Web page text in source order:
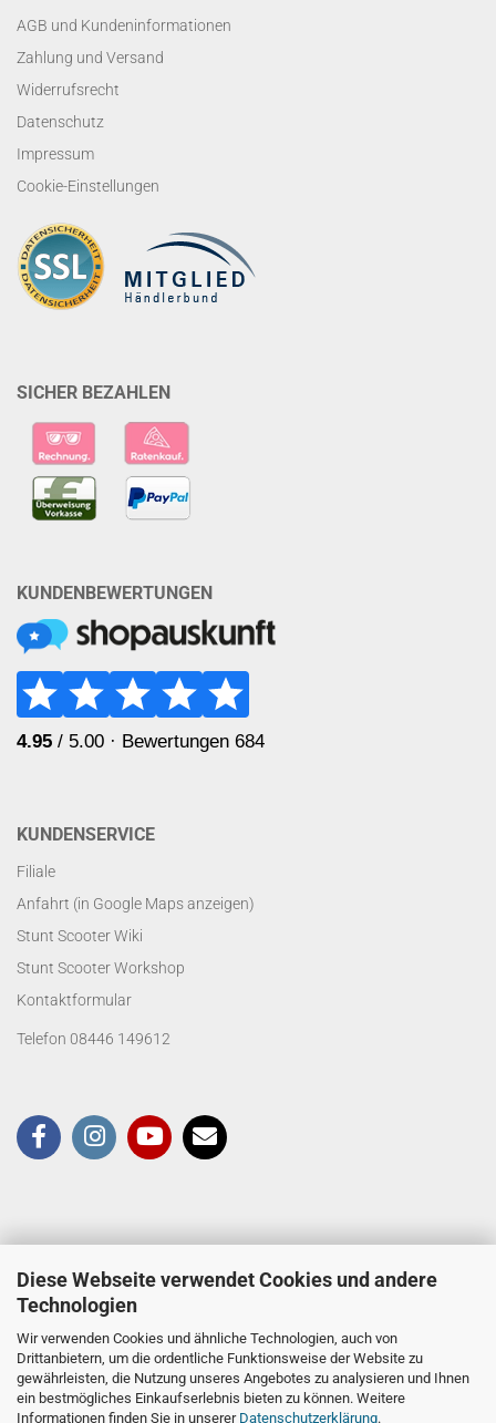
Diese Webseite verwendet Cookies und andere
Technologien
Wir verwenden Cookies und ähnliche Technologien, auch von
Drittanbietern, um die ordentliche Funktionsweise der Website zu
gewährleisten, die Nutzung unseres Angebotes zu analysieren und Ihnen
ein bestmögliches Einkaufserlebnis bieten zu können. Weitere
Informationen finden Sie in unserer Datenschutzerklärung.
AGB und Kundeninformationen
Zahlung und Versand
Widerrufsrecht
Datenschutz
Impressum
Cookie-Einstellungen
SICHER BEZAHLEN
KUNDENBEWERTUNGEN
KUNDENSERVICE
Filiale
Anfahrt (in Google Maps anzeigen)
Stunt Scooter Wiki
Stunt Scooter Workshop
Kontaktformular
Telefon 08446 149612